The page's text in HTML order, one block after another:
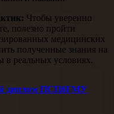
Чтобы уверенно
полезно пройти
медицинских
полученные знания на
в реальных условиях.
диплом ПСПбГМУ